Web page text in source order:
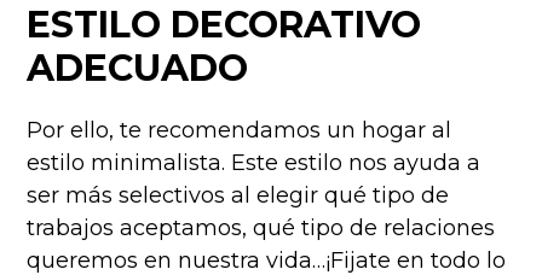
ESTILO DECORATIVO
ADECUADO
Por ello, te recomendamos un hogar al
estilo minimalista. Este estilo nos ayuda a
ser más selectivos al elegir qué tipo de
trabajos aceptamos, qué tipo de relaciones
queremos en nuestra vida…¡Fijate en todo lo